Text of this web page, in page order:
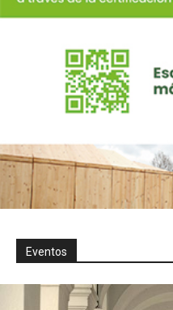
Eventos